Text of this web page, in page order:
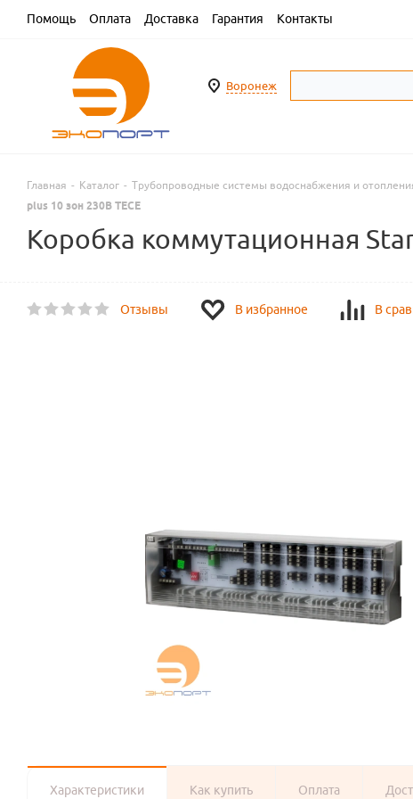
Помощь Оплата Доставка Гарантия Контакты
Воронеж
Главная - Каталог - Трубопроводные системы водоснабжения и
plus 10 зон 230В TECE
Коробка коммутационная
Отзывы В избранное В
Характеристики Как купить Оплата